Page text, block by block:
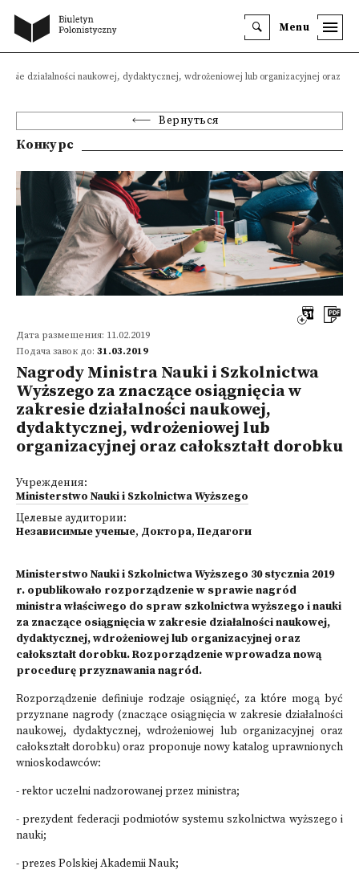
Menu
działalności naukowej, dydaktycznej, wdrożeniowej lub organizacyjnej oraz
Вернуться
Конкурс
Дата размещения: 11.02.2019
Подача завок до: 31.03.2019
Nagrody Ministra Nauki i Szkolnictwa
Wyższego za znaczące osiągnięcia w
zakresie działalności naukowej,
dydaktycznej, wdrożeniowej lub
organizacyjnej oraz całokształt dorobku
Учреждения:
Ministerstwo Nauki i Szkolnictwa Wyższego
Целевые аудитории:
Независимые ученые, Доктора, Педагоги
Ministerstwo Nauki i Szkolnictwa Wyższego 30 stycznia 2019
r. opublikowało rozporządzenie w sprawie nagród
ministra właściwego do spraw szkolnictwa wyższego i nauki
za znaczące osiągnięcia w zakresie działalności naukowej,
dydaktycznej, wdrożeniowej lub organizacyjnej oraz
całokształt dorobku. Rozporządzenie wprowadza nową
procedurę przyznawania nagród.
Rozporządzenie definiuje rodzaje osiągnięć, za które mogą być
przyznane nagrody (znaczące osiągnięcia w zakresie działalności
naukowej, dydaktycznej, wdrożeniowej lub organizacyjnej oraz
całokształt dorobku) oraz proponuje nowy katalog uprawnionych
wnioskodawców:
- rektor uczelni nadzorowanej przez ministra;
- prezydent federacji podmiotów systemu szkolnictwa wyższego i
nauki;
- prezes Polskiej Akademii Nauk;